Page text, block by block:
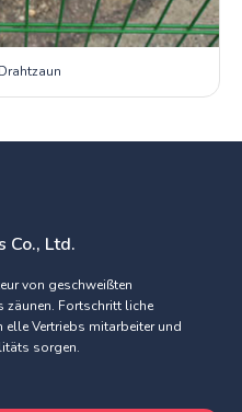
Co., Ltd.
von geschweißten
zäunen. Fortschritt liche
Vertriebs mitarbeiter und
sorgen.